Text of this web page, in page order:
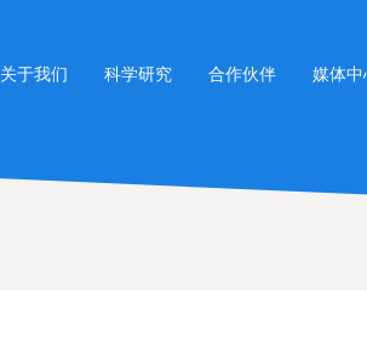
关于我们 科学研究 合作伙伴 媒体